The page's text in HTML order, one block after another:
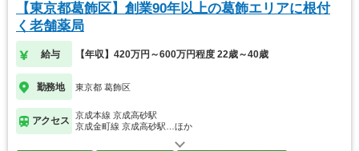
【東京都葛飾区】創業90年以上の葛飾エリアに根付
く老舗薬局
給与 【年収】420万円～600万円程度 22歳～40歳
勤務地 東京都 葛飾区
アクセス
京成本線 京成高砂駅
京成金町線 京成高砂駅…ほか